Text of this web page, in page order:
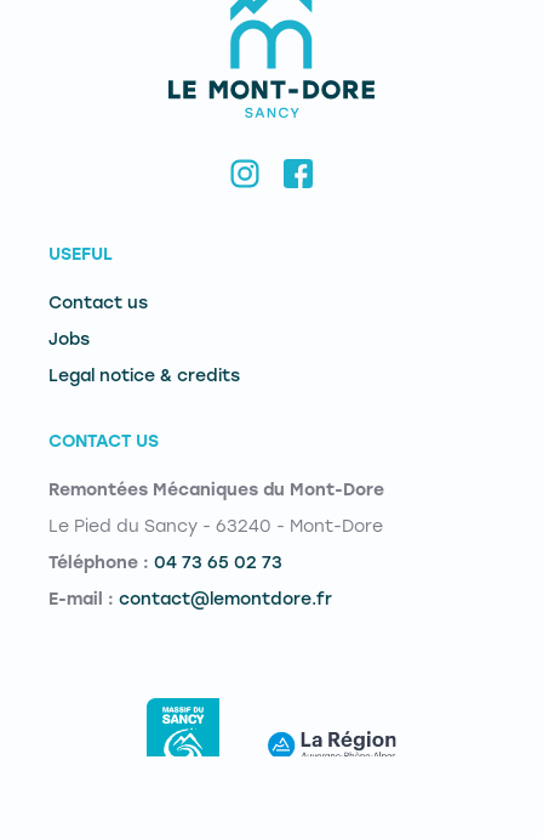
USEFUL
Contact us
Jobs
Legal notice & credits
CONTACT US
Remontées Mécaniques du Mont-Dore
Le Pied du Sancy - 63240 - Mont-Dore
Téléphone : 04 73 65 02 73
E-mail : contact@lemontdore.fr